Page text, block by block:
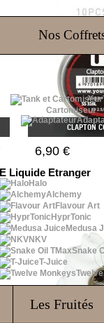
Nos
Cartomiseur
E Liquide Etranger
Halo
Alchemy
Flavour Art
HyprTonic
Medusa
NKV
Snake
T-Juice
Les Fruités
CLAPTON
6,90 €